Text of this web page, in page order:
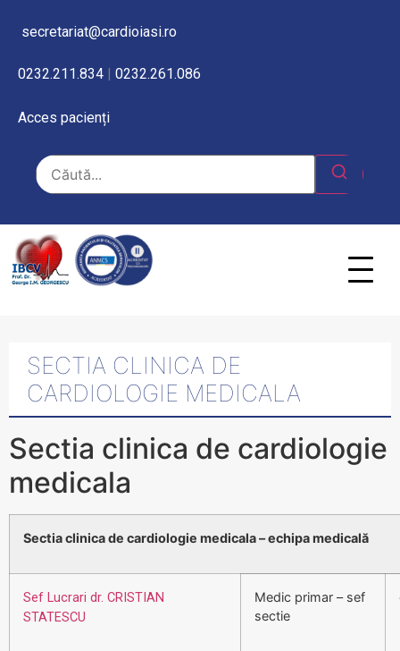
secretariat@cardioiasi.ro
0232.211.834 0232.261.086
Acces pacienți
SECTIA CLINICA DE
CARDIOLOGIE MEDICALA
Sectia clinica de cardiologie
medicala
Sectia clinica de cardiologie medicala – echipa medicală
Sef Lucrari dr. CRISTIAN
STATESCU
Medic primar – sef
sectie